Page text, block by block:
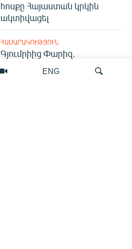
ENG
հոսքը Հայաստան կրկին
ակտիվացել
ՀԱՍԱՐԱԿՈՒԹՅՈՒՆ
Գյումրիից Փարիզ․
ներկայացվել է միջազգային